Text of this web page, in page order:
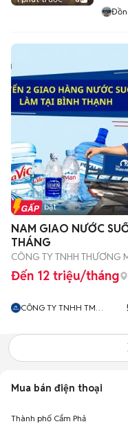
Tin nổi bật
NAM GIAO NƯỚC
THÁNG
CÔNG TY TNHH THƯƠNG
Đến 12 triệu/tháng
CÔNG TY TNHH TM
Mua bán điện thoại
Thành phố Cẩm Phả